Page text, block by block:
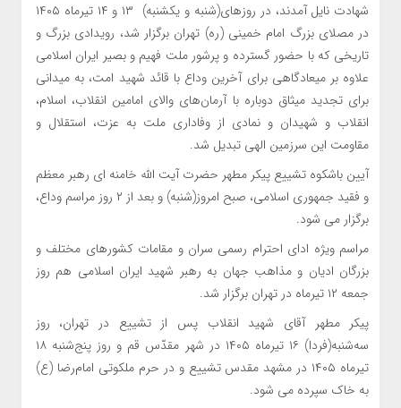
شهادت نایل آمدند، در روزهای(شنبه و یکشنبه) ۱۳ و ۱۴ تیرماه ۱۴۰۵
در مصلای بزرگ امام خمینی (ره) تهران برگزار شد، رویدادی بزرگ و
تاریخی که با حضور گسترده و پرشور ملت فهیم و بصیر ایران اسلامی
علاوه بر میعادگاهی برای آخرین وداع با قائد شهید امت، به میدانی
برای تجدید میثاق دوباره با آرمان‌های والای امامین انقلاب، اسلام،
انقلاب و شهیدان و نمادی از وفاداری ملت به عزت، استقلال و
مقاومت این سرزمین الهی تبدیل شد.
آیین باشکوه تشییع پیکر مطهر حضرت آیت الله خامنه ای رهبر معظم
و فقید جمهوری اسلامی، صبح امروز(شنبه) و بعد از ۲ روز مراسم وداع،
برگزار می شود.
مراسم ویژه ادای احترام رسمی سران و مقامات کشورهای مختلف و
بزرگان ادیان و مذاهب جهان به رهبر شهید ایران اسلامی هم روز
جمعه ۱۲ تیرماه در تهران برگزار شد.
پیکر مطهر آقای شهید انقلاب پس از تشییع در تهران، روز
سه‌شنبه(فردا) ۱۶ تیرماه ۱۴۰۵ در شهر مقدّس قم و روز پنج‌شنبه ۱۸
تیرماه ۱۴۰۵ در مشهد مقدس تشییع و در حرم ملکوتی امام‌رضا (ع)
به خاک سپرده می شود.